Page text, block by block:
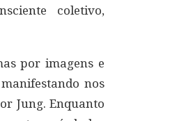
coletivo,
por imagens e
nos
Jung. Enquanto